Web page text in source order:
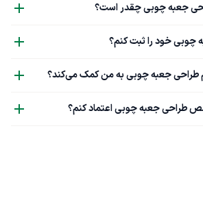
جعبه چوبی چقدر است؟
چوبی خود را ثبت کنم؟
طراحی جعبه چوبی به من کمک می‌کند؟
طراحی جعبه چوبی اعتماد کنم؟